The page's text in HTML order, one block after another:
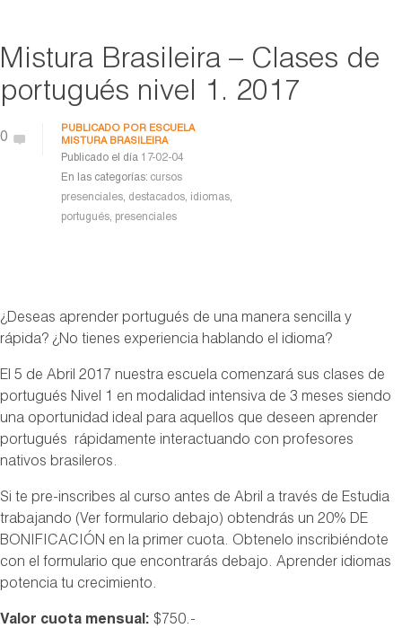
Mistura Brasileira – Clases de
portugués nivel 1. 2017
0
PUBLICADO POR ESCUELA
MISTURA BRASILEIRA
Publicado el día 17-02-04
En las categorías: cursos
presenciales, destacados, idiomas,
portugués, presenciales
¿Deseas aprender portugués de una manera sencilla y
rápida? ¿No tienes experiencia hablando el idioma?
El 5 de Abril 2017 nuestra escuela comenzará sus clases de
portugués Nivel 1 en modalidad intensiva de 3 meses siendo
una oportunidad ideal para aquellos que deseen aprender
portugués rápidamente interactuando con profesores
nativos brasileros.
Si te pre-inscribes al curso antes de Abril a través de Estudia
trabajando (Ver formulario debajo) obtendrás un 20% DE
BONIFICACIÓN en la primer cuota. Obtenelo inscribiéndote
con el formulario que encontrarás debajo. Aprender idiomas
potencia tu crecimiento.
Valor cuota mensual: $750.-